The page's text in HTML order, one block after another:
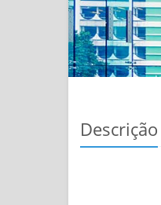
Descrição